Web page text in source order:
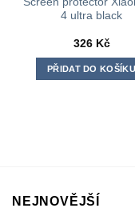
4 ultra black
326 Kč
PŘIDAT DO KOŠÍKU
NEJNOVĚJŠÍ